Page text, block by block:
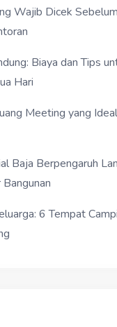
Wajib Dicek
Biaya dan Tips
Hari
Meeting yang
Baja Berpengaruh
6 Tempat